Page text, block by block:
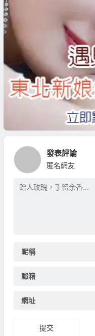
發表評論
匿名網友
昵稱
郵箱
網址